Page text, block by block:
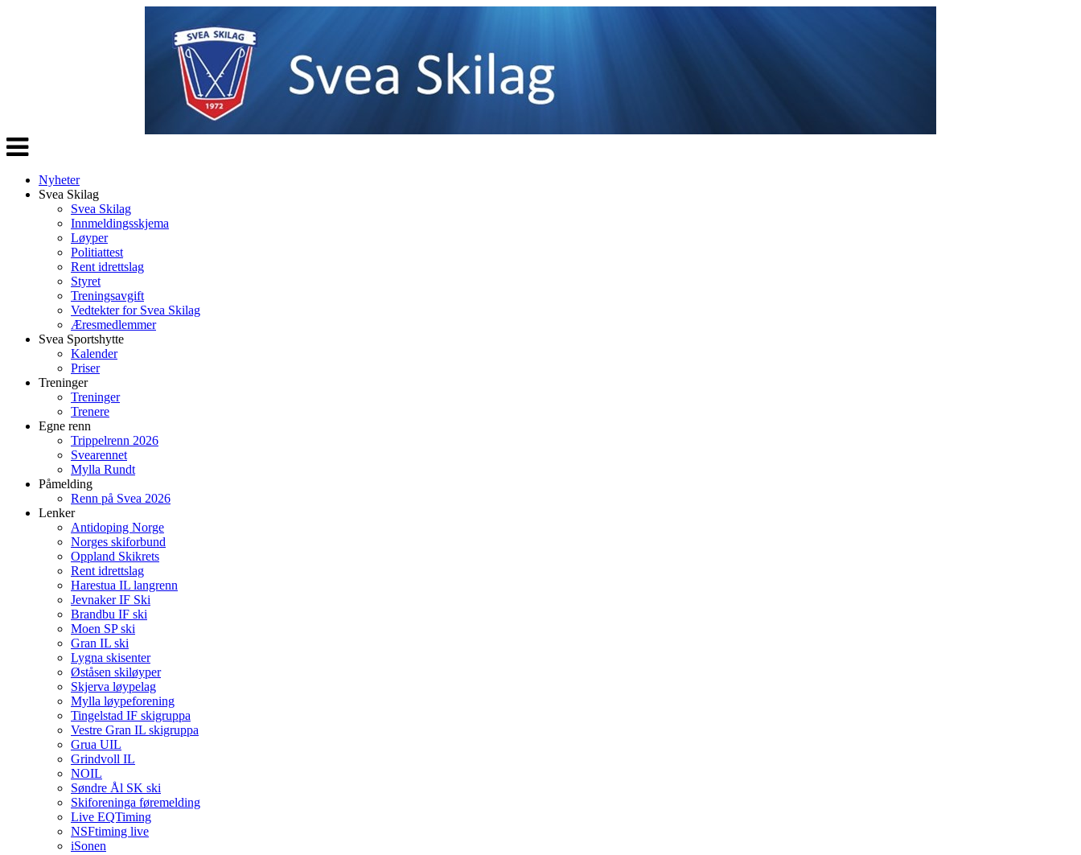
Veksle
navigasjon
Nyheter
Svea Skilag
Svea Skilag
Innmeldingsskjema
Løyper
Politiattest
Rent idrettslag
Styret
Treningsavgift
Vedtekter for Svea Skilag
Æresmedlemmer
Svea Sportshytte
Kalender
Priser
Treninger
Treninger
Trenere
Egne renn
Trippelrenn 2026
Svearennet
Mylla Rundt
Påmelding
Renn på Svea 2026
Lenker
Antidoping Norge
Norges skiforbund
Oppland Skikrets
Rent idrettslag
Harestua IL langrenn
Jevnaker IF Ski
Brandbu IF ski
Moen SP ski
Gran IL ski
Lygna skisenter
Øståsen skiløyper
Skjerva løypelag
Mylla løypeforening
Tingelstad IF skigruppa
Vestre Gran IL skigruppa
Grua UIL
Grindvoll IL
NOIL
Søndre Ål SK ski
Skiforeninga føremelding
Live EQTiming
NSFtiming live
iSonen